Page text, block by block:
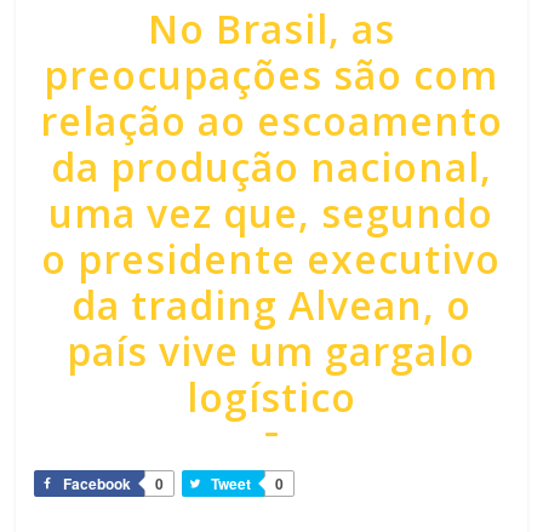
No Brasil, as
preocupações são com
relação ao escoamento
da produção nacional,
uma vez que, segundo
o presidente executivo
da trading Alvean, o
país vive um gargalo
logístico
Facebook 0 Tweet 0